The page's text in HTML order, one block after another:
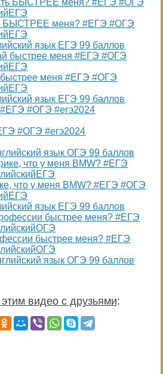
БЫСТРЕЕ меня? #ЕГЭ #ОГЭ
язык ЕГЭ 99 баллов
быстрее меня #ЕГЭ #ОГЭ
язык ЕГЭ 99 баллов
#ОГЭ #егэ2024
язык ОГЭ 99 баллов
что у меня BMW? #ЕГЭ #ОГЭ
язык ЕГЭ 99 баллов
быстрее меня? #ЕГЭ
язык ОГЭ 99 баллов
видео с друзьями: